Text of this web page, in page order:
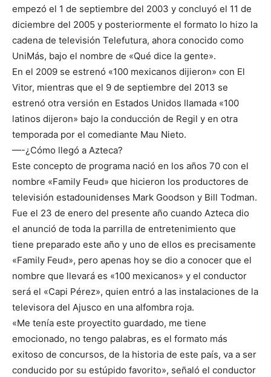
empezó el 1 de septiembre del 2003 y concluyó el 11 de
diciembre del 2005 y posteriormente el formato lo hizo la
cadena de televisión Telefutura, ahora conocido como
UniMás, bajo el nombre de «Qué dice la gente».
En el 2009 se estrenó «100 mexicanos dijieron» con El
Vitor, mientras que el 9 de septiembre del 2013 se
estrenó otra versión en Estados Unidos llamada «100
latinos dijeron» bajo la conducción de Regil y en otra
temporada por el comediante Mau Nieto.
—-¿Cómo llegó a Azteca?
Este concepto de programa nació en los años 70 con el
nombre «Family Feud» que hicieron los productores de
televisión estadounidenses Mark Goodson y Bill Todman.
Fue el 23 de enero del presente año cuando Azteca dio
el anunció de toda la parrilla de entretenimiento que
tiene preparado este año y uno de ellos es precisamente
«Family Feud», pero apenas hoy se dio a conocer que el
nombre que llevará es «100 mexicanos» y el conductor
será el «Capi Pérez», quien entró a las instalaciones de la
televisora del Ajusco en una alfombra roja.
«Me tenía este proyectito guardado, me tiene
emocionado, no tengo palabras, es el formato más
exitoso de concursos, de la historia de este país, va a ser
conducido por su estúpido favorito», señaló el conductor